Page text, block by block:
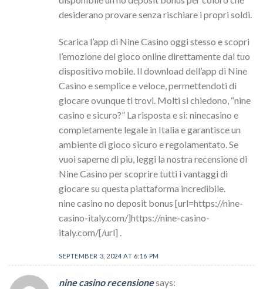
desiderano provare senza rischiare i propri soldi.
Scarica l’app di Nine Casino oggi stesso e scopri
l’emozione del gioco online direttamente dal tuo
dispositivo mobile. Il download dell’app di Nine
Casino e semplice e veloce, permettendoti di
giocare ovunque ti trovi. Molti si chiedono, “nine
casino e sicuro?” La risposta e si: ninecasino e
completamente legale in Italia e garantisce un
ambiente di gioco sicuro e regolamentato. Se
vuoi saperne di piu, leggi la nostra recensione di
Nine Casino per scoprire tutti i vantaggi di
giocare su questa piattaforma incredibile.
nine casino no deposit bonus [url=https://nine-
casino-italy.com/]https://nine-casino-
italy.com/[/url] .
SEPTEMBER 3, 2024 AT 6:16 PM
nine casino recensionesays: